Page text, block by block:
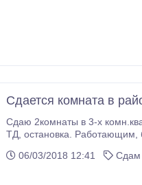
Сдается комната в
Сдаю 2комнаты в 3-х комн.квартире.Район Агорогородка, пр.
06/03/2018 12:41
Сдам